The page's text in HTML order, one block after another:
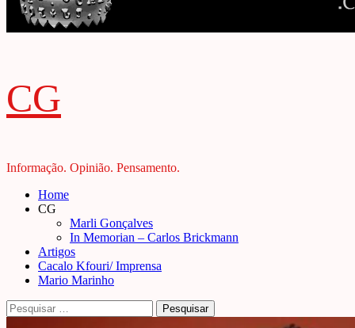
CG
Informação. Opinião. Pensamento.
Primary
Menu
Home
CG
Marli Gonçalves
In Memorian – Carlos Brickmann
Artigos
Cacalo Kfouri/ Imprensa
Mario Marinho
Pesquisar
por: